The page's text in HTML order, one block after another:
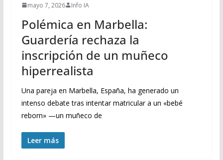
mayo 7, 2026 Info IA
Polémica en Marbella:
Guardería rechaza la
inscripción de un muñeco
hiperrealista
Una pareja en Marbella, España, ha generado un
intenso debate tras intentar matricular a un «bebé
reborn» —un muñeco de
Leer más